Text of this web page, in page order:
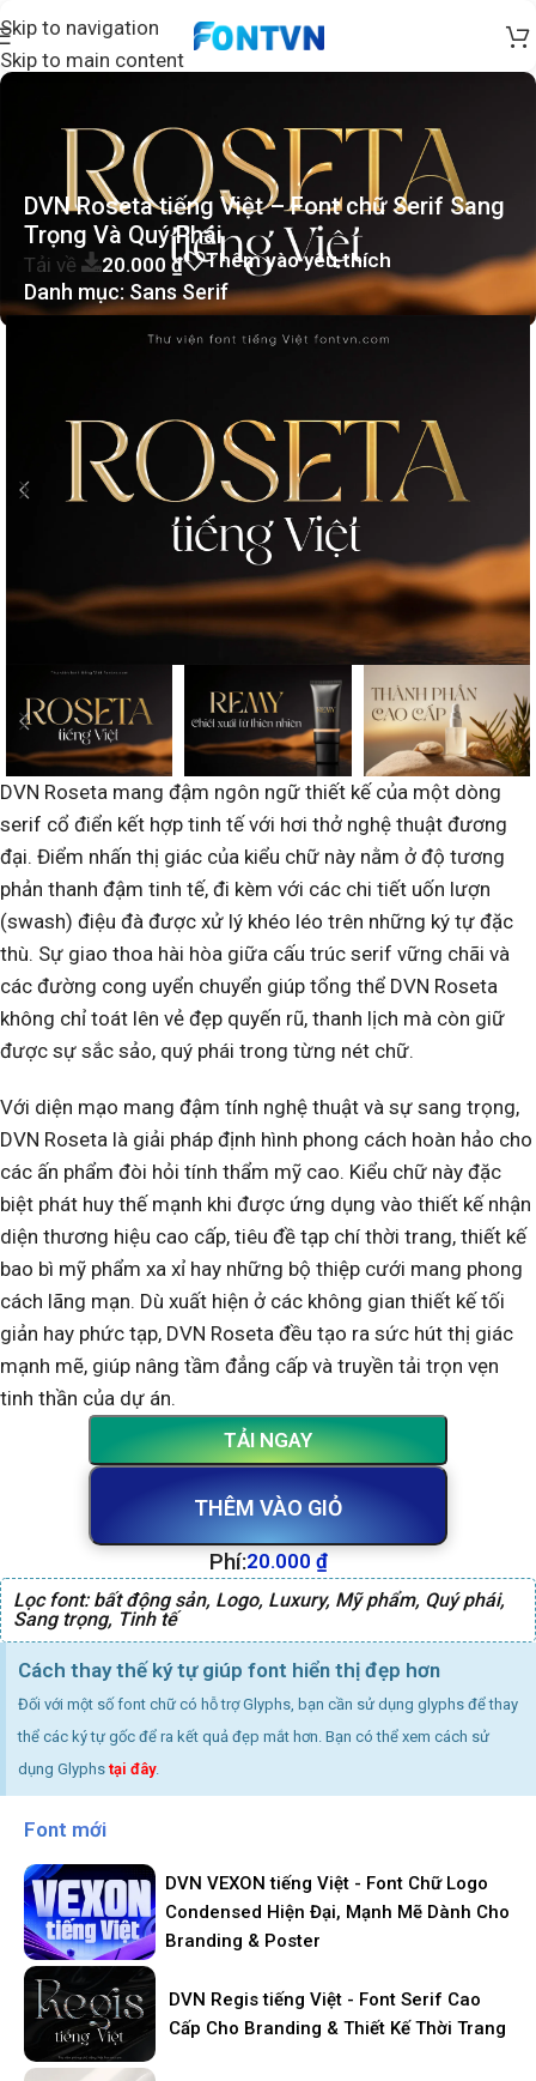
Skip to navigation
Skip to main content
DVN Roseta tiếng Việt – Font chữ Serif Sang
Trọng Và Quý Phái
Tải về 20.000 ₫ Thêm vào yêu thích
Danh mục: Sans Serif
DVN Roseta mang đậm ngôn ngữ thiết kế của một dòng
serif cổ điển kết hợp tinh tế với hơi thở nghệ thuật đương
đại. Điểm nhấn thị giác của kiểu chữ này nằm ở độ tương
phản thanh đậm tinh tế, đi kèm với các chi tiết uốn lượn
(swash) điệu đà được xử lý khéo léo trên những ký tự đặc
thù. Sự giao thoa hài hòa giữa cấu trúc serif vững chãi và
các đường cong uyển chuyển giúp tổng thể DVN Roseta
không chỉ toát lên vẻ đẹp quyến rũ, thanh lịch mà còn giữ
được sự sắc sảo, quý phái trong từng nét chữ.
Với diện mạo mang đậm tính nghệ thuật và sự sang trọng,
DVN Roseta là giải pháp định hình phong cách hoàn hảo cho
các ấn phẩm đòi hỏi tính thẩm mỹ cao. Kiểu chữ này đặc
biệt phát huy thế mạnh khi được ứng dụng vào thiết kế nhận
diện thương hiệu cao cấp, tiêu đề tạp chí thời trang, thiết kế
bao bì mỹ phẩm xa xỉ hay những bộ thiệp cưới mang phong
cách lãng mạn. Dù xuất hiện ở các không gian thiết kế tối
giản hay phức tạp, DVN Roseta đều tạo ra sức hút thị giác
mạnh mẽ, giúp nâng tầm đẳng cấp và truyền tải trọn vẹn
tinh thần của dự án.
THÊM VÀO GIỎ
TẢI NGAY
Phí:20.000 ₫
Lọc font: bất động sản, Logo, Luxury, Mỹ phẩm, Quý phái,
Sang trọng, Tinh tế
Cách thay thế ký tự giúp font hiển thị đẹp hơn
Đối với một số font chữ có hỗ trợ Glyphs, bạn cần sử dụng glyphs để thay
thể các ký tự gốc để ra kết quả đẹp mắt hơn. Bạn có thể xem cách sử
dụng Glyphs tại đây.
Font mới
DVN VEXON tiếng Việt - Font Chữ Logo
Condensed Hiện Đại, Mạnh Mẽ Dành Cho
Branding & Poster
DVN Regis tiếng Việt - Font Serif Cao
Cấp Cho Branding & Thiết Kế Thời Trang